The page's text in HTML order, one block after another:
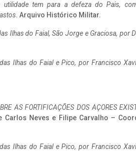
utilidade tem para a defeza do Pais,
. Arquivo Histórico Militar.
Ilhas do Faial, São Jorge e Graciosa, por
Ilhas do Faial e Pico, por Francisco
AS FORTIFICAÇÕES DOS AÇORES
Carlos Neves e Filipe Carvalho –
Ilhas do Faial e Pico, por Francisco